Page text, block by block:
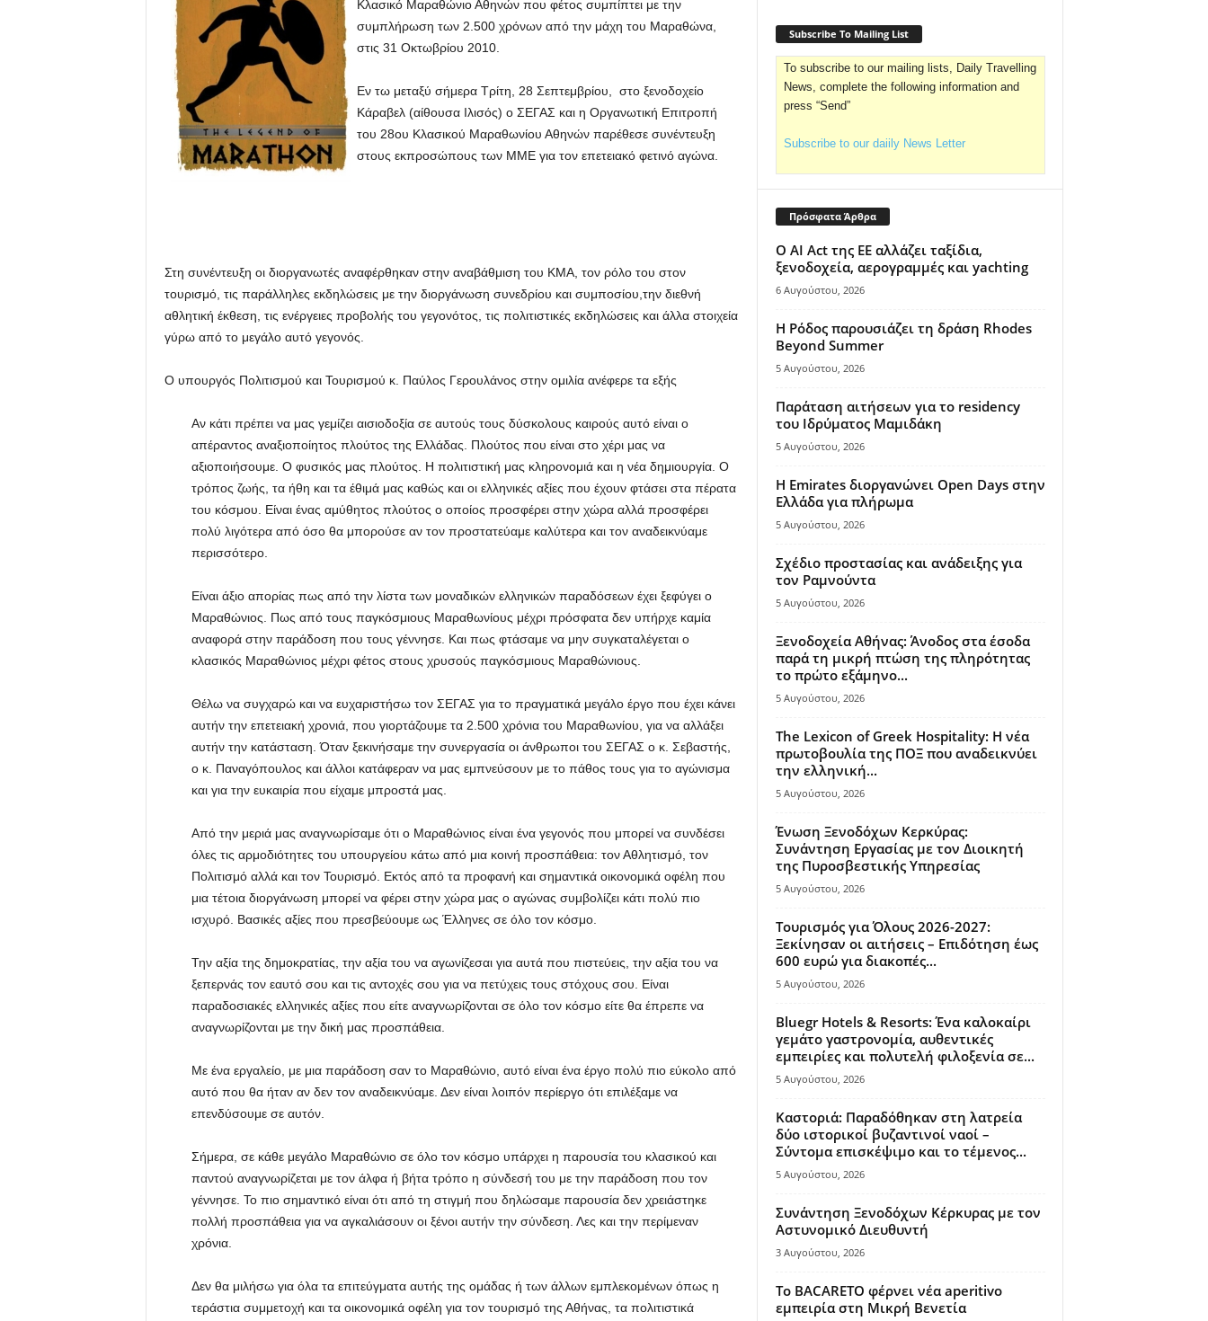
Κλασικό Μαραθώνιο Αθηνών που φέτος συμπίπτει με την
συμπλήρωση των 2.500 χρόνων από την μάχη του Μαραθώνα,
στις 31 Οκτωβρίου 2010.
Εν τω μεταξύ σήμερα Τρίτη, 28 Σεπτεμβρίου, στο ξενοδοχείο
Κάραβελ (αίθουσα Ιλισός) ο ΣΕΓΑΣ και η Οργανωτική Επιτροπή
του 28ου Κλασικού Μαραθωνίου Αθηνών παρέθεσε συνέντευξη
στους εκπροσώπους των ΜΜΕ για τον επετειακό φετινό αγώνα.
Στη συνέντευξη οι διοργανωτές αναφέρθηκαν στην αναβάθμιση του ΚΜΑ, τον ρόλο του στον
τουρισμό, τις παράλληλες εκδηλώσεις με την διοργάνωση συνεδρίου και συμποσίου,την διεθνή
αθλητική έκθεση, τις ενέργειες προβολής του γεγονότος, τις πολιτιστικές εκδηλώσεις και άλλα στοιχεία
γύρω από το μεγάλο αυτό γεγονός.
Ο υπουργός Πολιτισμού και Τουρισμού κ. Παύλος Γερουλάνος στην ομιλία ανέφερε τα εξής
Αν κάτι πρέπει να μας γεμίζει αισιοδοξία σε αυτούς τους δύσκολους καιρούς αυτό είναι ο
απέραντος αναξιοποίητος πλούτος της Ελλάδας. Πλούτος που είναι στο χέρι μας να
αξιοποιήσουμε. Ο φυσικός μας πλούτος. Η πολιτιστική μας κληρονομιά και η νέα δημιουργία. Ο
τρόπος ζωής, τα ήθη και τα έθιμά μας καθώς και οι ελληνικές αξίες που έχουν φτάσει στα πέρατα
του κόσμου. Είναι ένας αμύθητος πλούτος ο οποίος προσφέρει στην χώρα αλλά προσφέρει
πολύ λιγότερα από όσο θα μπορούσε αν τον προστατεύαμε καλύτερα και τον αναδεικνύαμε
περισσότερο.
Είναι άξιο απορίας πως από την λίστα των μοναδικών ελληνικών παραδόσεων έχει ξεφύγει ο
Μαραθώνιος. Πως από τους παγκόσμιους Μαραθωνίους μέχρι πρόσφατα δεν υπήρχε καμία
αναφορά στην παράδοση που τους γέννησε. Και πως φτάσαμε να μην συγκαταλέγεται ο
κλασικός Μαραθώνιος μέχρι φέτος στους χρυσούς παγκόσμιους Μαραθώνιους.
Θέλω να συγχαρώ και να ευχαριστήσω τον ΣΕΓΑΣ για το πραγματικά μεγάλο έργο που έχει κάνει
αυτήν την επετειακή χρονιά, που γιορτάζουμε τα 2.500 χρόνια του Μαραθωνίου, για να αλλάξει
αυτήν την κατάσταση. Όταν ξεκινήσαμε την συνεργασία οι άνθρωποι του ΣΕΓΑΣ ο κ. Σεβαστής,
ο κ. Παναγόπουλος και άλλοι κατάφεραν να μας εμπνεύσουν με το πάθος τους για το αγώνισμα
και για την ευκαιρία που είχαμε μπροστά μας.
Από την μεριά μας αναγνωρίσαμε ότι ο Μαραθώνιος είναι ένα γεγονός που μπορεί να συνδέσει
όλες τις αρμοδιότητες του υπουργείου κάτω από μια κοινή προσπάθεια: τον Αθλητισμό, τον
Πολιτισμό αλλά και τον Τουρισμό. Εκτός από τα προφανή και σημαντικά οικονομικά οφέλη που
μια τέτοια διοργάνωση μπορεί να φέρει στην χώρα μας ο αγώνας συμβολίζει κάτι πολύ πιο
ισχυρό. Βασικές αξίες που πρεσβεύουμε ως Έλληνες σε όλο τον κόσμο.
Την αξία της δημοκρατίας, την αξία του να αγωνίζεσαι για αυτά που πιστεύεις, την αξία του να
ξεπερνάς τον εαυτό σου και τις αντοχές σου για να πετύχεις τους στόχους σου. Είναι
παραδοσιακές ελληνικές αξίες που είτε αναγνωρίζονται σε όλο τον κόσμο είτε θα έπρεπε να
αναγνωρίζονται με την δική μας προσπάθεια.
Με ένα εργαλείο, με μια παράδοση σαν το Μαραθώνιο, αυτό είναι ένα έργο πολύ πιο εύκολο από
αυτό που θα ήταν αν δεν τον αναδεικνύαμε. Δεν είναι λοιπόν περίεργο ότι επιλέξαμε να
επενδύσουμε σε αυτόν.
Σήμερα, σε κάθε μεγάλο Μαραθώνιο σε όλο τον κόσμο υπάρχει η παρουσία του κλασικού και
παντού αναγνωρίζεται με τον άλφα ή βήτα τρόπο η σύνδεσή του με την παράδοση που τον
γέννησε. Το πιο σημαντικό είναι ότι από τη στιγμή που δηλώσαμε παρουσία δεν χρειάστηκε
πολλή προσπάθεια για να αγκαλιάσουν οι ξένοι αυτήν την σύνδεση. Λες και την περίμεναν
χρόνια.
Δεν θα μιλήσω για όλα τα επιτεύγματα αυτής της ομάδας ή των άλλων εμπλεκομένων όπως η
τεράστια συμμετοχή και τα οικονομικά οφέλη για τον τουρισμό της Αθήνας, τα πολιτιστικά
Subscribe To Mailing List
To subscribe to our mailing lists, Daily Travelling
News, complete the following information and
press “Send”
Subscribe to our daiily News Letter
Πρόσφατα Άρθρα
Ο AI Act της ΕΕ αλλάζει ταξίδια,
ξενοδοχεία, αερογραμμές και yachting
6 Αυγούστου, 2026
Η Ρόδος παρουσιάζει τη δράση Rhodes
Beyond Summer
5 Αυγούστου, 2026
Παράταση αιτήσεων για το residency
του Ιδρύματος Μαμιδάκη
5 Αυγούστου, 2026
Η Emirates διοργανώνει Open Days στην
Ελλάδα για πλήρωμα
5 Αυγούστου, 2026
Σχέδιο προστασίας και ανάδειξης για
τον Ραμνούντα
5 Αυγούστου, 2026
Ξενοδοχεία Αθήνας: Άνοδος στα έσοδα
παρά τη μικρή πτώση της πληρότητας
το πρώτο εξάμηνο...
5 Αυγούστου, 2026
The Lexicon of Greek Hospitality: Η νέα
πρωτοβουλία της ΠΟΞ που αναδεικνύει
την ελληνική...
5 Αυγούστου, 2026
Ένωση Ξενοδόχων Κερκύρας:
Συνάντηση Εργασίας με τον Διοικητή
της Πυροσβεστικής Υπηρεσίας
5 Αυγούστου, 2026
Τουρισμός για Όλους 2026-2027:
Ξεκίνησαν οι αιτήσεις – Επιδότηση έως
600 ευρώ για διακοπές...
5 Αυγούστου, 2026
Bluegr Hotels & Resorts: Ένα καλοκαίρι
γεμάτο γαστρονομία, αυθεντικές
εμπειρίες και πολυτελή φιλοξενία σε...
5 Αυγούστου, 2026
Καστοριά: Παραδόθηκαν στη λατρεία
δύο ιστορικοί βυζαντινοί ναοί –
Σύντομα επισκέψιμο και το τέμενος...
5 Αυγούστου, 2026
Συνάντηση Ξενοδόχων Κέρκυρας με τον
Αστυνομικό Διευθυντή
3 Αυγούστου, 2026
Το BACARETO φέρνει νέα aperitivo
εμπειρία στη Μικρή Βενετία